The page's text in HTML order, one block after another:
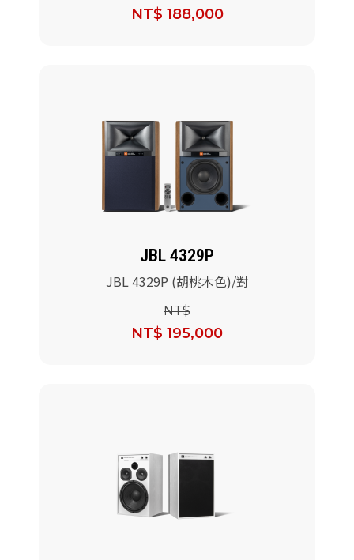
NT$ 188,000
JBL 4329P
JBL 4329P (胡桃木色)/對
NT$
NT$ 195,000